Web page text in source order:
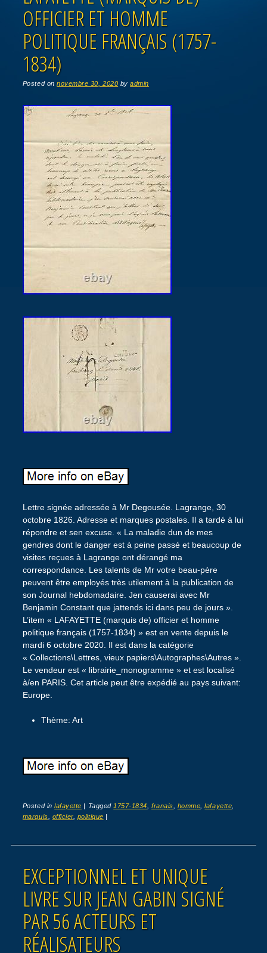
OFFICIER ET HOMME
POLITIQUE FRANÇAIS (1757-
1834)
Posted onnovembre 30, 2020 byadmin
Lettre signée adressée à Mr Degousée. Lagrange, 30
octobre 1826. Adresse et marques postales. Il a tardé à lui
répondre et sen excuse. « La maladie dun de mes
gendres dont le danger est à peine passé et beaucoup de
visites reçues à Lagrange ont dérangé ma
correspondance. Les talents de Mr votre beau-père
peuvent être employés très utilement à la publication de
son Journal hebdomadaire. Jen causerai avec Mr
Benjamin Constant que jattends ici dans peu de jours ».
L’item « LAFAYETTE (marquis de) officier et homme
politique français (1757-1834) » est en vente depuis le
mardi 6 octobre 2020. Il est dans la catégorie
« Collections\Lettres, vieux papiers\Autographes\Autres ».
Le vendeur est « librairie_monogramme » et est localisé
à/en PARIS. Cet article peut être expédié au pays suivant:
Europe.
Thème: Art
Posted inlafayette | Tagged 1757-1834 franais homme ,lafayette
marquis
officier, politique |
EXCEPTIONNEL ET UNIQUE
LIVRE SUR JEAN GABIN SIGNÉ
PAR 56 ACTEURS ET
RÉALISATEURS